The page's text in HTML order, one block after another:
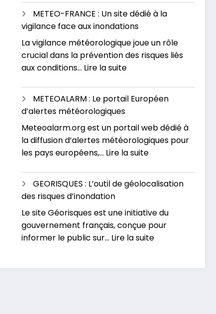
risque
METEO-FRANCE : Un site dédié à la
vigilance face aux inondations
La vigilance météorologique joue un rôle
crucial dans la prévention des risques liés
aux conditions… Lire la suite:
FRANCE
:
site
dédié
à
vigilance
face
inondations
METEOALARM : Le portail Européen
d’alertes météorologiques
Meteoalarm.org est un portail web dédié à
la diffusion d’alertes météorologiques pour
les pays européens,… Lire la suite:
Le
Européen
d’alertes
météorologiques
GEORISQUES : L’outil de géolocalisation
des risques d’inondation
Le site Géorisques est une initiative du
gouvernement français, conçue pour
informer le public sur… Lire la suite: